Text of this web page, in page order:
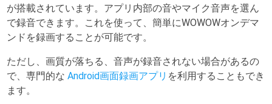
が搭載されています。アプリ内部の音やマイク音声を選ん
で録音できます。これを使って、簡単にWOWOWオンデマ
ンドを録画することが可能です。
ただし、画質が落ちる、音声が録音されない場合があるの
で、専門的な Android画面録画アプリ を利用することもでき
ます。